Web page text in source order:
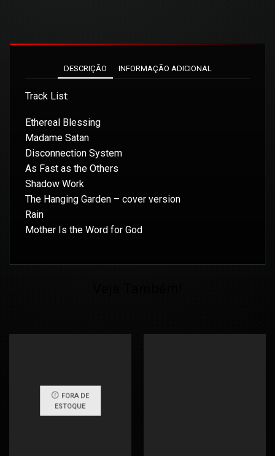
DESCRIÇÃO INFORMAÇÃO ADICIONAL
Track List:
Ethereal Blessing
Madame Satan
Disconnection System
As Fast as the Others
Shadow Work
The Hanging Garden – cover version
Rain
Mother Is the Word for God
FORA DE
ESTOQUE